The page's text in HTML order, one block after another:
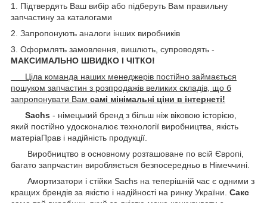
1. Підтвердять Ваш вибір або підберуть Вам правильну
запчастину за каталогами
2. Запропонують аналоги інших виробників
3. Оформлять замовлення, вишлють, супроводять -
МАКСИМАЛЬНО ШВИДКО І ЧІТКО!
Ціла команда наших менеджерів постійно займається
пошуком запчастин з розпродажів великих складів, що б
запропонувати Вам самі мінімальні ціни в інтернеті!
Sachs - німецький бренд з більш ніж віковою історією,
який постійно удосконалює технології виробництва, якість
матеріаПрав і надійність продукції.
Виробництво в основному розташоване по всій Європі,
багато запрчастин виробляється безпосередньо в Німеччині.
Амортизатори і стійки Sachs на теперішній час є одними з
кращих брендів за якістю і надійності на ринку України. Сакс